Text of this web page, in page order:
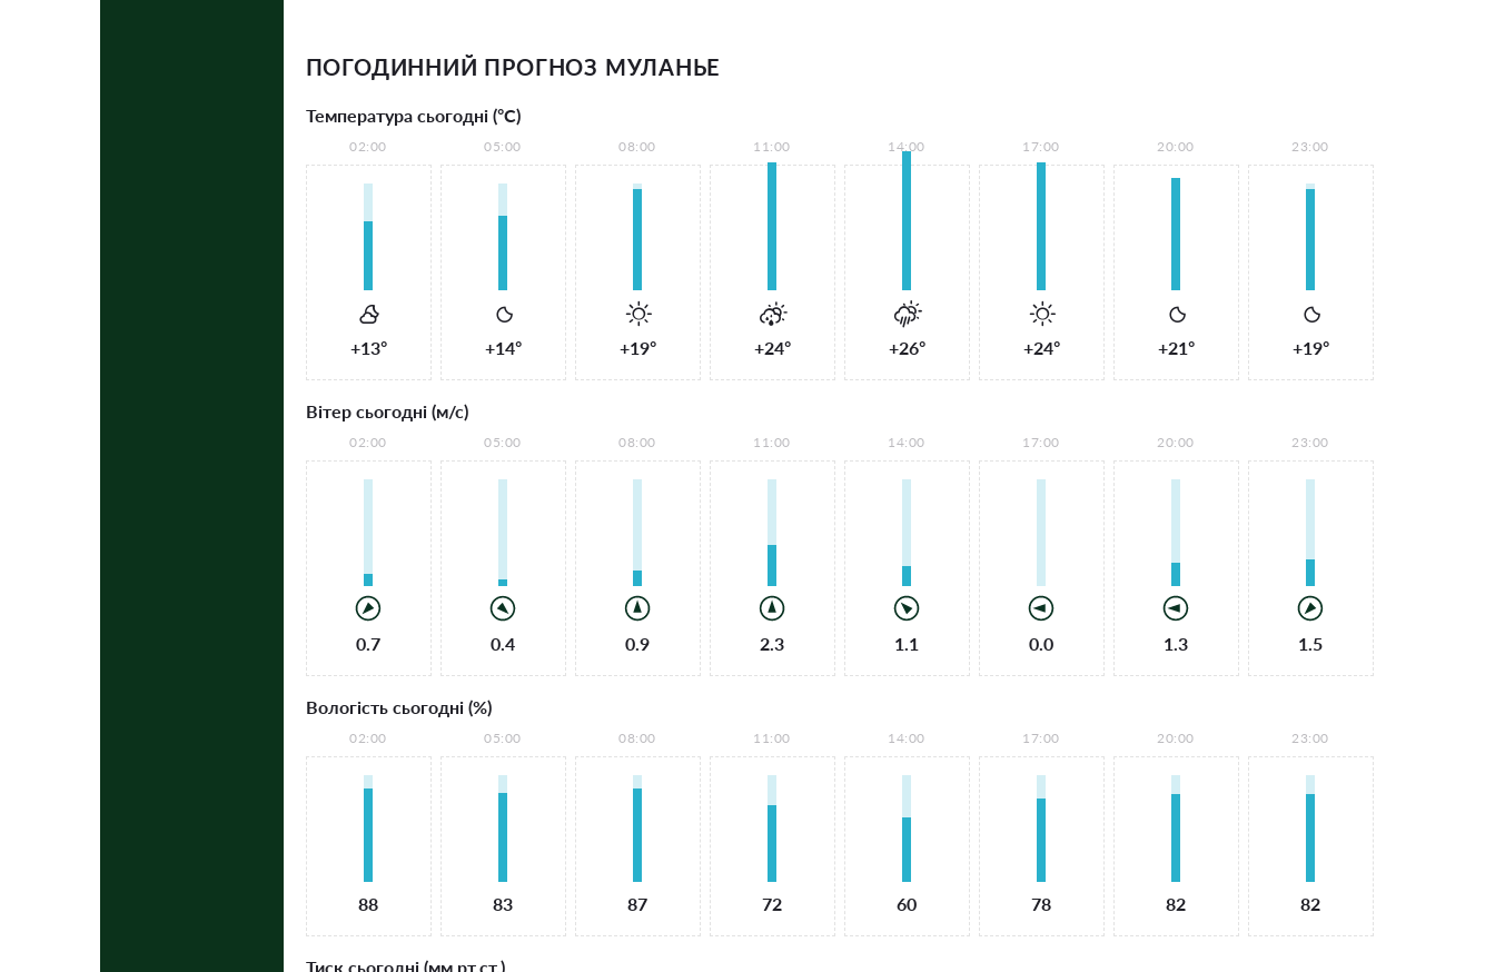
ПОГОДИННИЙ ПРОГНОЗ МУЛАНЬЕ
Температура сьогодні (°С)
02:00
+13°
05:00
+14°
08:00
+19°
11:00
+24°
14:00
+26°
17:00
+24°
20:00
+21°
23:00
+19°
Вітер сьогодні (м/с)
02:00
0.7
05:00
0.4
08:00
0.9
11:00
2.3
14:00
1.1
17:00
0.0
20:00
1.3
23:00
1.5
Вологість сьогодні (%)
02:00
88
05:00
83
08:00
87
11:00
72
14:00
60
17:00
78
20:00
82
23:00
82
Тиск сьогодні (мм рт.ст.)